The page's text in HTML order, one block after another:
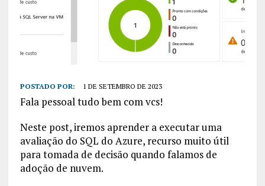
POSTADO POR: 1 DE SETEMBRO DE 2023
Fala pessoal tudo bem com vcs!
Neste post, iremos aprender a executar uma
avaliação do SQL do Azure, recurso muito útil
para tomada de decisão quando falamos de
adoção de nuvem.